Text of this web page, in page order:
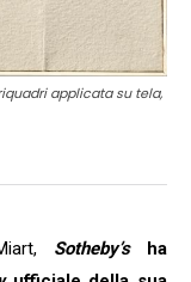
applicata su tela,
Sotheby’sha